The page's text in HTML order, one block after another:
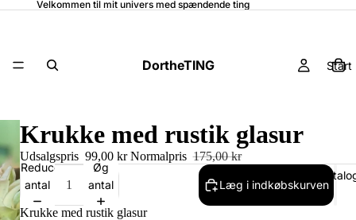
Velkommen til mit univers med spændende ting
DortheTING Start
Krukke med rustik glasur
Udsalgspris 99,00 kr Normalpris 175,00 kr
Reducer
antal
Øg
antal
Læg i indkøbskurven
Krukke med rustik glasur